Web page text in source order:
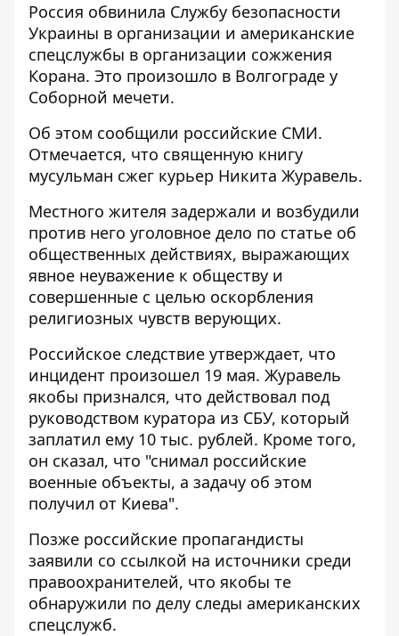
Россия обвинила Службу безопасности
Украины в организации и американские
спецслужбы в организации сожжения
Корана. Это произошло в Волгограде у
Соборной мечети.
Об этом сообщили российские СМИ.
Отмечается, что священную книгу
мусульман сжег курьер Никита Журавель.
Местного жителя задержали и возбудили
против него уголовное дело по статье об
общественных действиях, выражающих
явное неуважение к обществу и
совершенные с целью оскорбления
религиозных чувств верующих.
Российское следствие утверждает, что
инцидент произошел 19 мая. Журавель
якобы признался, что действовал под
руководством куратора из СБУ, который
заплатил ему 10 тыс. рублей. Кроме того,
он сказал, что "снимал российские
военные объекты, а задачу об этом
получил от Киева".
Позже российские пропагандисты
заявили со ссылкой на источники среди
правоохранителей, что якобы те
обнаружили по делу следы американских
спецслужб.